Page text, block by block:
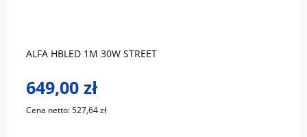
ALFA HBLED 1M 30W STREET
649,00 zł
Cena netto:527,64 zł